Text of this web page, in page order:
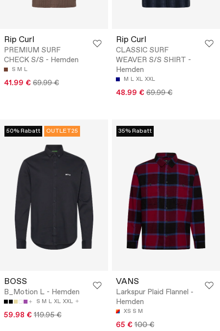
Rip Curl
PREMIUM SURF
CHECK S/S - Hemden
S M L
41.99 € 69.99 €
Rip Curl
CLASSIC SURF
WEAVER S/S SHIRT -
Hemden
M L XL XXL
48.99 € 69.99 €
50% Rabatt OUTLET25
BOSS
B_Motion L - Hemden
S M L XL XXL
59.98 € 119.95 €
35% Rabatt
VANS
Larkspur Plaid Flannel -
Hemden
XS S M
65 € 100 €